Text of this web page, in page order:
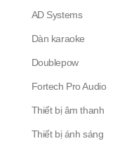
AD Systems
Dàn karaoke
Doublepow
Fortech Pro Audio
Thiết bị âm thanh
Thiết bị ánh sáng